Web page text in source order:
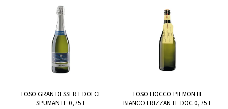
Abecedně
TOSO GRAN DESSERT DOLCE
SPUMANTE 0,75 L
TOSO FIOCCO PIEMONTE
BIANCO FRIZZANTE DOC 0,75 L